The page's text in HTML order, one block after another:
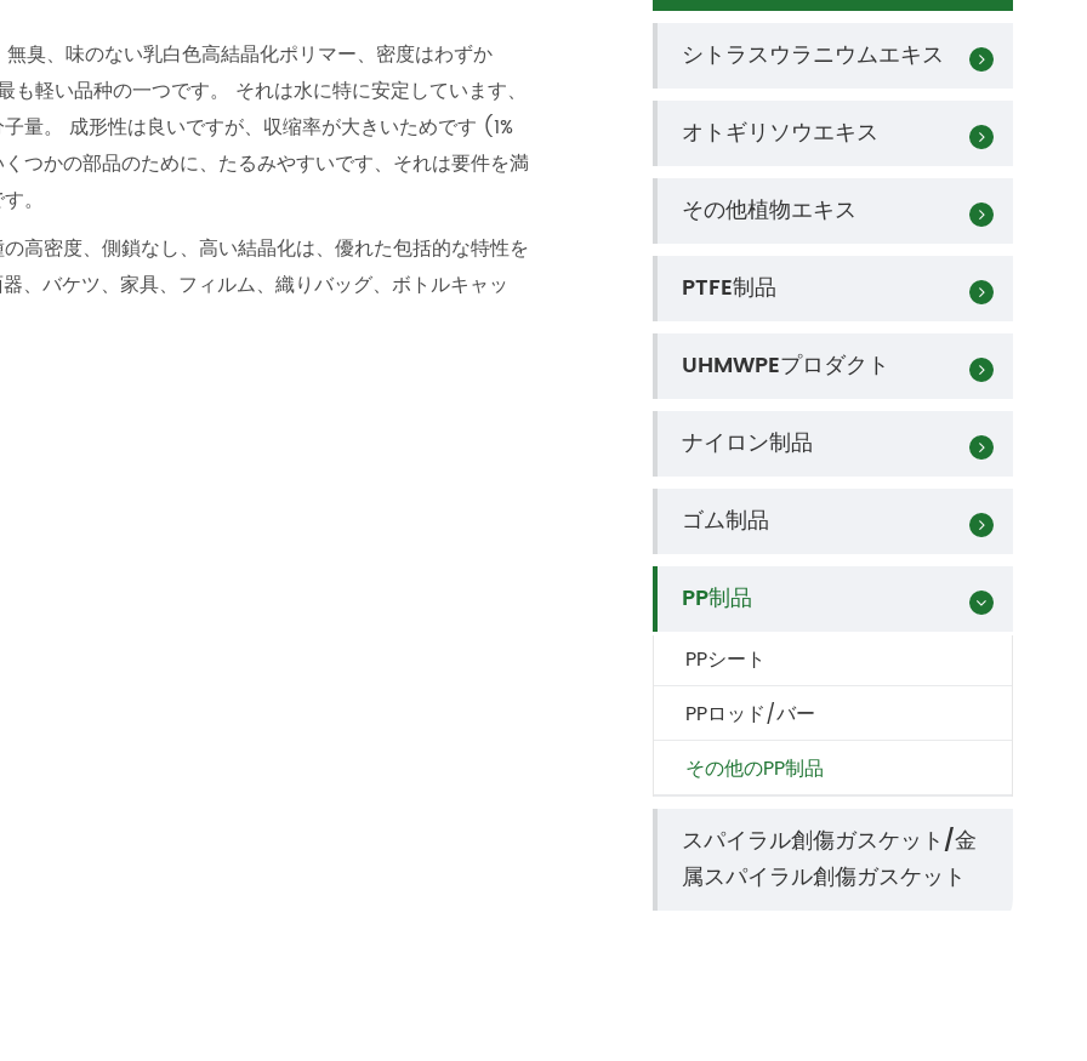
臭、味のない乳白色高結晶化ポリマー、密度はわずか
軽い品种の一つです。 それは水に特に安定しています、
量。 成形性は良いですが、収缩率が大きいためです (1%
つかの部品のために、たるみやすいです、それは要件を満
。
高密度、側鎖なし、高い結晶化は、優れた包括的な特性を
、バケツ、家具、フィルム、織りバッグ、ボトルキャッ
シトラスウラニウムエキス
オトギリソウエキス
その他植物エキス
PTFE制品
UHMWPEプロダクト
ナイロン制品
ゴム制品
PP制品
PPシート
PPロッド/バー
その他のPP制品
スパイラル創傷ガスケット/金
属スパイラル創傷ガスケット